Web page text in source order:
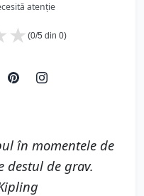
atenție
★ (0/5 din 0)
în momentele de
destul de grav.